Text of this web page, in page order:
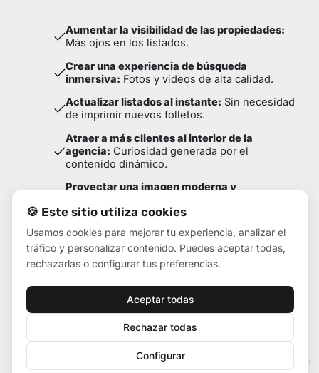
Aumentar la visibilidad de las propiedades:
Más ojos en los listados.
Crear una experiencia de búsqueda
inmersiva: Fotos y videos de alta calidad.
Actualizar listados al instante: Sin necesidad
de imprimir nuevos folletos.
Atraer a más clientes al interior de la
agencia: Curiosidad generada por el
contenido dinámico.
Proyectar una imagen moderna y
competencia.
Esto permite a los comerciales dedicar más tiempo
a buscar clientes o atender a aquellos que están
interesados.
🍪 Este sitio utiliza cookies
Usamos cookies para mejorar tu experiencia, analizar el
tráfico y personalizar contenido. Puedes aceptar todas,
rechazarlas o configurar tus preferencias.
Aceptar todas
Rechazar todas
Configurar